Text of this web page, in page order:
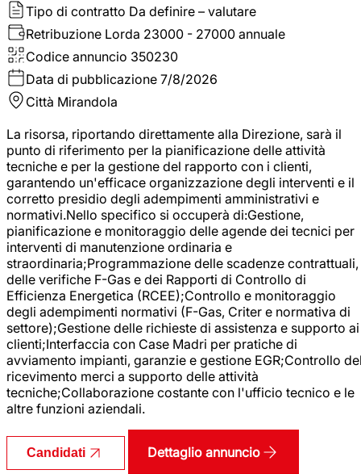
Tipo di contratto Da definire – valutare
Retribuzione Lorda 23000 - 27000 annuale
Codice annuncio 350230
Data di pubblicazione 7/8/2026
Città Mirandola
La risorsa, riportando direttamente alla Direzione, sarà il
punto di riferimento per la pianificazione delle attività
tecniche e per la gestione del rapporto con i clienti,
garantendo un'efficace organizzazione degli interventi e il
corretto presidio degli adempimenti amministrativi e
normativi.Nello specifico si occuperà di:Gestione,
pianificazione e monitoraggio delle agende dei tecnici per
interventi di manutenzione ordinaria e
straordinaria;Programmazione delle scadenze contrattuali,
delle verifiche F-Gas e dei Rapporti di Controllo di
Efficienza Energetica (RCEE);Controllo e monitoraggio
degli adempimenti normativi (F-Gas, Criter e normativa di
settore);Gestione delle richieste di assistenza e supporto ai
clienti;Interfaccia con Case Madri per pratiche di
avviamento impianti, garanzie e gestione EGR;Controllo
ricevimento merci a supporto delle attività
tecniche;Collaborazione costante con l'ufficio tecnico e le
altre funzioni aziendali.
Candidati Dettaglio annuncio